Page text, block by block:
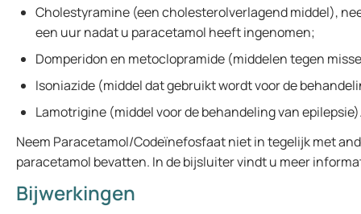
Cholestyramine (een cholesterolverlagend middel),
een uur nadat u paracetamol heeft ingenomen;
Domperidon en metoclopramide (middelen tegen
Isoniazide (middel dat gebruikt wordt voor de
Lamotrigine (middel voor de behandeling van
Neem Paracetamol/Codeïnefosfaat niet in tegelijk met
paracetamol bevatten. In de bijsluiter vindt u meer
Bijwerkingen